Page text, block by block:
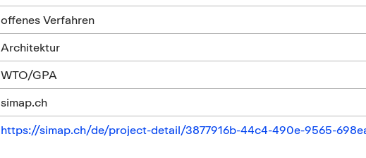
offenes Verfahren
Architektur
WTO/GPA
simap.ch
https://simap.ch/de/project-detail/3877916b-44c4-490e-9565-